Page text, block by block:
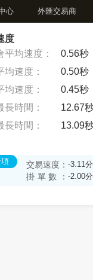
心 外匯交易商
度
平均速度：
0.56秒
均速度：
0.50秒
均速度：
0.45秒
長時間：
12.67
長時間：
13.09
交易速度： -3.11分
掛單數： -2.00分